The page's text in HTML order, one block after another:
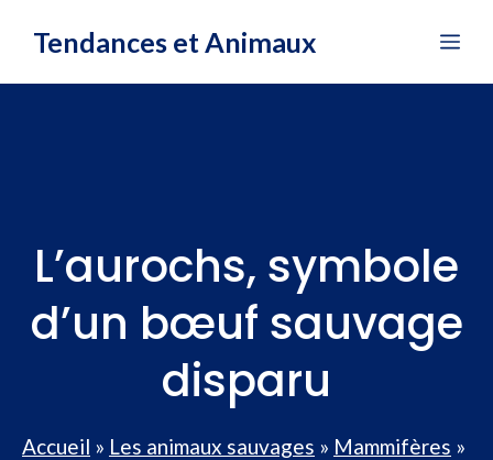
Tendances et Animaux
L’aurochs, symbole
d’un bœuf sauvage
disparu
Accueil » Les animaux sauvages » Mammifères »